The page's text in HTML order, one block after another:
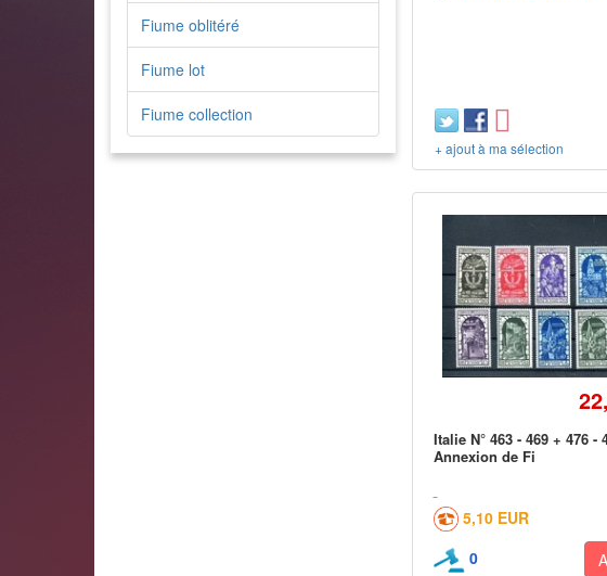
Fiume oblitéré
Fiume lot
Fiume collection
+ ajout à ma sélection
Italie N° 463 - 469 + 476 -
Annexion de Fi
5,10 EUR
0